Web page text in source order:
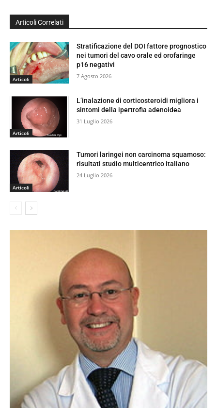
Articoli Correlati
Articoli
Stratificazione del DOI fattore prognostico
nei tumori del cavo orale ed orofaringe
p16 negativi
7 Agosto 2026
Articoli
L’inalazione di corticosteroidi migliora i
sintomi della ipertrofia adenoidea
31 Luglio 2026
Articoli
Tumori laringei non carcinoma squamoso:
risultati studio multicentrico italiano
24 Luglio 2026